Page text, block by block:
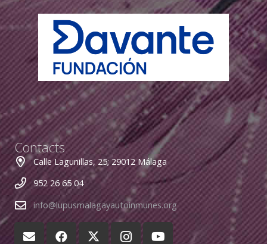
Contacts
Calle Lagunillas, 25; 29012 Málaga
952 26 65 04
info@lupusmalagayautoinmunes.org